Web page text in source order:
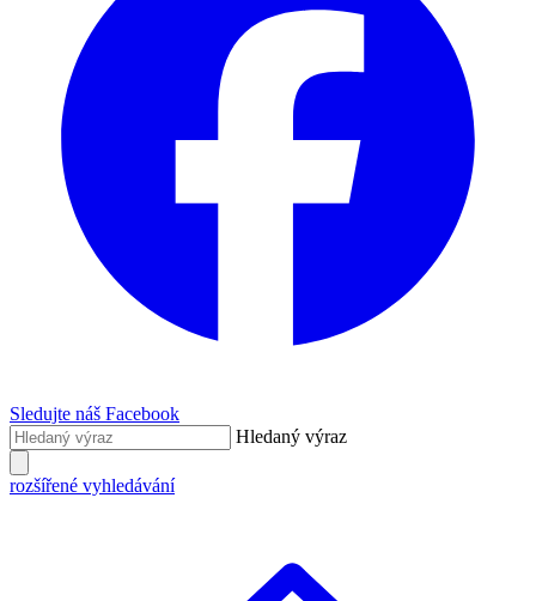
Sledujte náš Facebook
Hledaný výraz
rozšířené vyhledávání